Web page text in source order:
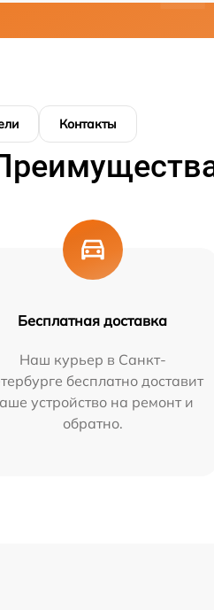
Контакты
Бесплатная доставка
Наш курьер в Санкт-
бесплатно доставит
устройство на ремонт и
обратно.